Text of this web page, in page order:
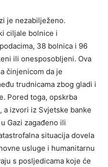
je nezabilježeno.
ciljale bolnice i
38 bolnica i 96
ili onesposobljeni. Ova
činjenicom da je
trudnicama zbog gladi i
Pored toga, opskrba
a izvori iz Svjetske banke
Gazi zagađeno ili
situacija dovela
usluge i humanitarnu
s posljedicama koje će